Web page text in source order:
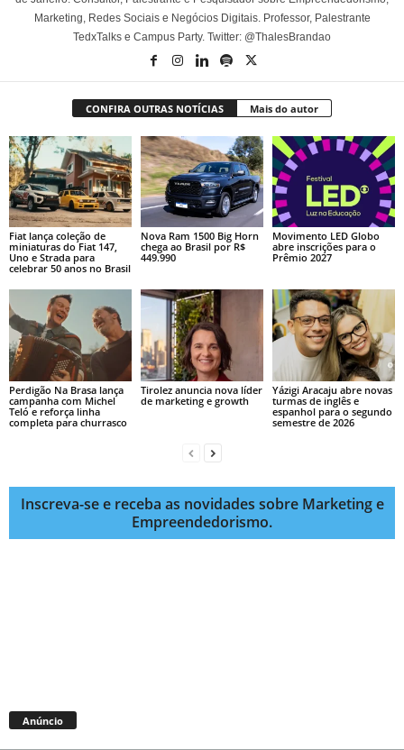
Marketing, Redes Sociais e Negócios Digitais. Professor, Palestrante
TedxTalks e Campus Party. Twitter: @ThalesBrandao
CONFIRA OUTRAS NOTÍCIAS Mais do autor
Fiat lança coleção de
miniaturas do Fiat 147,
Uno e Strada para
celebrar 50 anos no Brasil
Nova Ram 1500 Big Horn
chega ao Brasil por R$
449.990
Movimento LED Globo
abre inscrições para o
Prêmio 2027
Perdigão Na Brasa lança
campanha com Michel
Teló e reforça linha
completa para churrasco
Tirolez anuncia nova líder
de marketing e growth
Yázigi Aracaju abre novas
turmas de inglês e
espanhol para o segundo
semestre de 2026
Inscreva-se e receba as novidades sobre Marketing e
Empreendedorismo.
Anúncio